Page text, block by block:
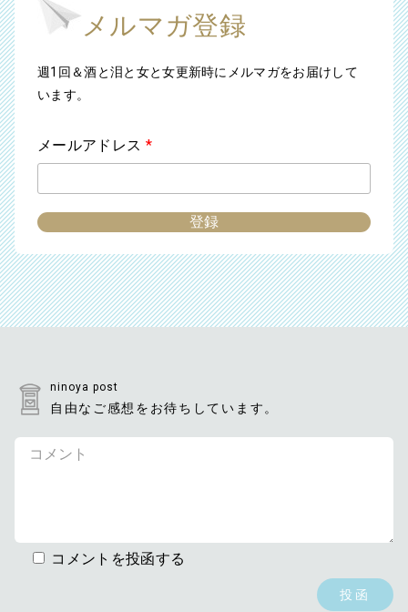
メルマガ登録
週1回＆酒と泪と女と女更新時にメルマガをお届けして
います。
メールアドレス *
ninoya post
自由なご感想をお待ちしています。
コメントを投函する